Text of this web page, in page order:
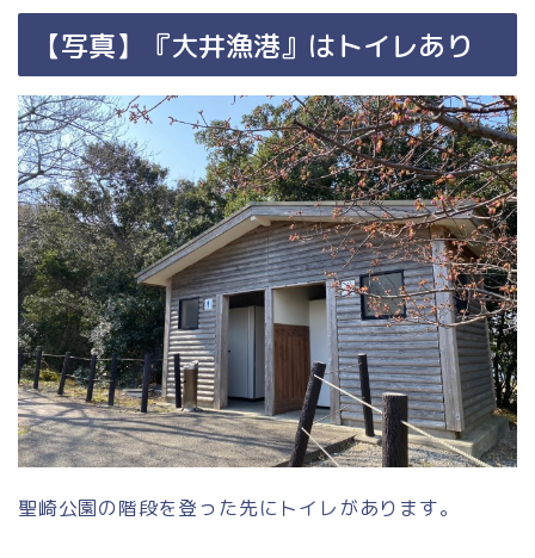
【写真】『大井漁港』はトイレあり
聖崎公園の階段を登った先にトイレがあります。